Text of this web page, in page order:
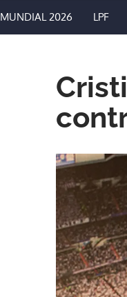
MUNDIAL 2026 LPF